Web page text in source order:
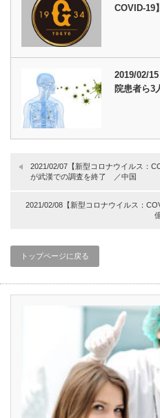
COVID-19
2019/02/
院患者ら3
2021/02/07【新型コロナウイルス：
が武漢での調査を終了 ／中国
2021/02/08【新型コロナウイルス：
トップページに戻る